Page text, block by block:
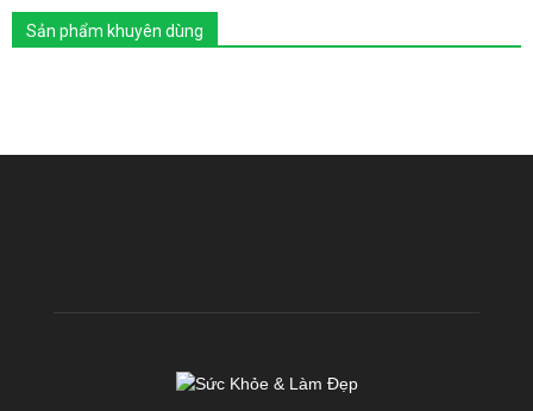
Sản phẩm khuyên dùng